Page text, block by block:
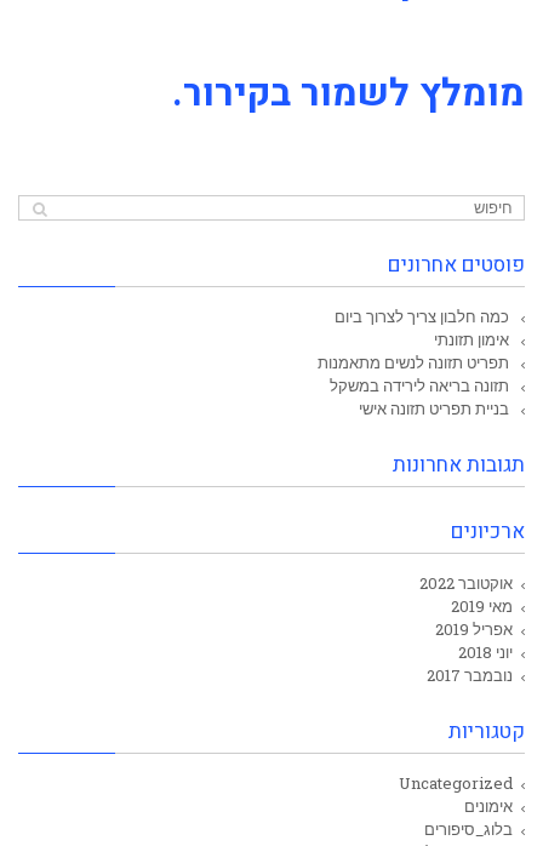
מומלץ לשמור בקירור.
פוסטים אחרונים
כמה חלבון צריך לצרוך ביום
אימון תזונתי
תפריט תזונה לנשים מתאמנות
תזונה בריאה לירידה במשקל
בניית תפריט תזונה אישי
תגובות אחרונות
ארכיונים
אוקטובר 2022
מאי 2019
אפריל 2019
יוני 2018
נובמבר 2017
קטגוריות
Uncategorized
אימונים
בלוג_סיפורים